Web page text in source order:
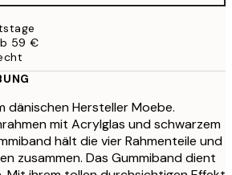
59 €
dänischen Hersteller Moebe.
mit Acrylglas und schwarzem
hält die vier Rahmenteile und
zusammen. Das Gummiband dient